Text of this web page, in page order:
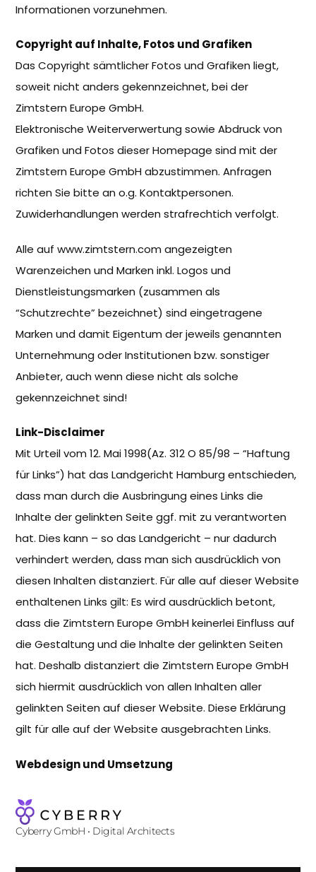
Informationen vorzunehmen.
Copyright auf Inhalte, Fotos und Grafiken
Das Copyright sämtlicher Fotos und Grafiken liegt,
soweit nicht anders gekennzeichnet, bei der
Zimtstern Europe GmbH.
Elektronische Weiterverwertung sowie Abdruck von
Grafiken und Fotos dieser Homepage sind mit der
Zimtstern Europe GmbH abzustimmen. Anfragen
richten Sie bitte an o.g. Kontaktpersonen.
Zuwiderhandlungen werden strafrechtich verfolgt.
Alle auf www.zimtstern.com angezeigten
Warenzeichen und Marken inkl. Logos und
Dienstleistungsmarken (zusammen als
“Schutzrechte” bezeichnet) sind eingetragene
Marken und damit Eigentum der jeweils genannten
Unternehmung oder Institutionen bzw. sonstiger
Anbieter, auch wenn diese nicht als solche
gekennzeichnet sind!
Link-Disclaimer
Mit Urteil vom 12. Mai 1998(Az. 312 O 85/98 – “Haftung
für Links”) hat das Landgericht Hamburg entschieden,
dass man durch die Ausbringung eines Links die
Inhalte der gelinkten Seite ggf. mit zu verantworten
hat. Dies kann – so das Landgericht – nur dadurch
verhindert werden, dass man sich ausdrücklich von
diesen Inhalten distanziert. Für alle auf dieser Website
enthaltenen Links gilt: Es wird ausdrücklich betont,
dass die Zimtstern Europe GmbH keinerlei Einfluss auf
die Gestaltung und die Inhalte der gelinkten Seiten
hat. Deshalb distanziert die Zimtstern Europe GmbH
sich hiermit ausdrücklich von allen Inhalten aller
gelinkten Seiten auf dieser Website. Diese Erklärung
gilt für alle auf der Website ausgebrachten Links.
Webdesign und Umsetzung
Cyberry GmbH • Digital Architects